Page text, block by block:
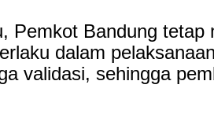
Pemkot Bandung tetap
dalam
validasi, sehingga